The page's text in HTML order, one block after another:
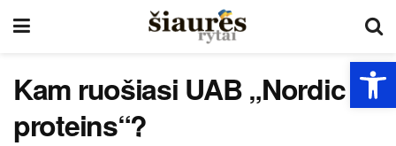
Kam ruošiasi UAB „Nordic
proteins“?